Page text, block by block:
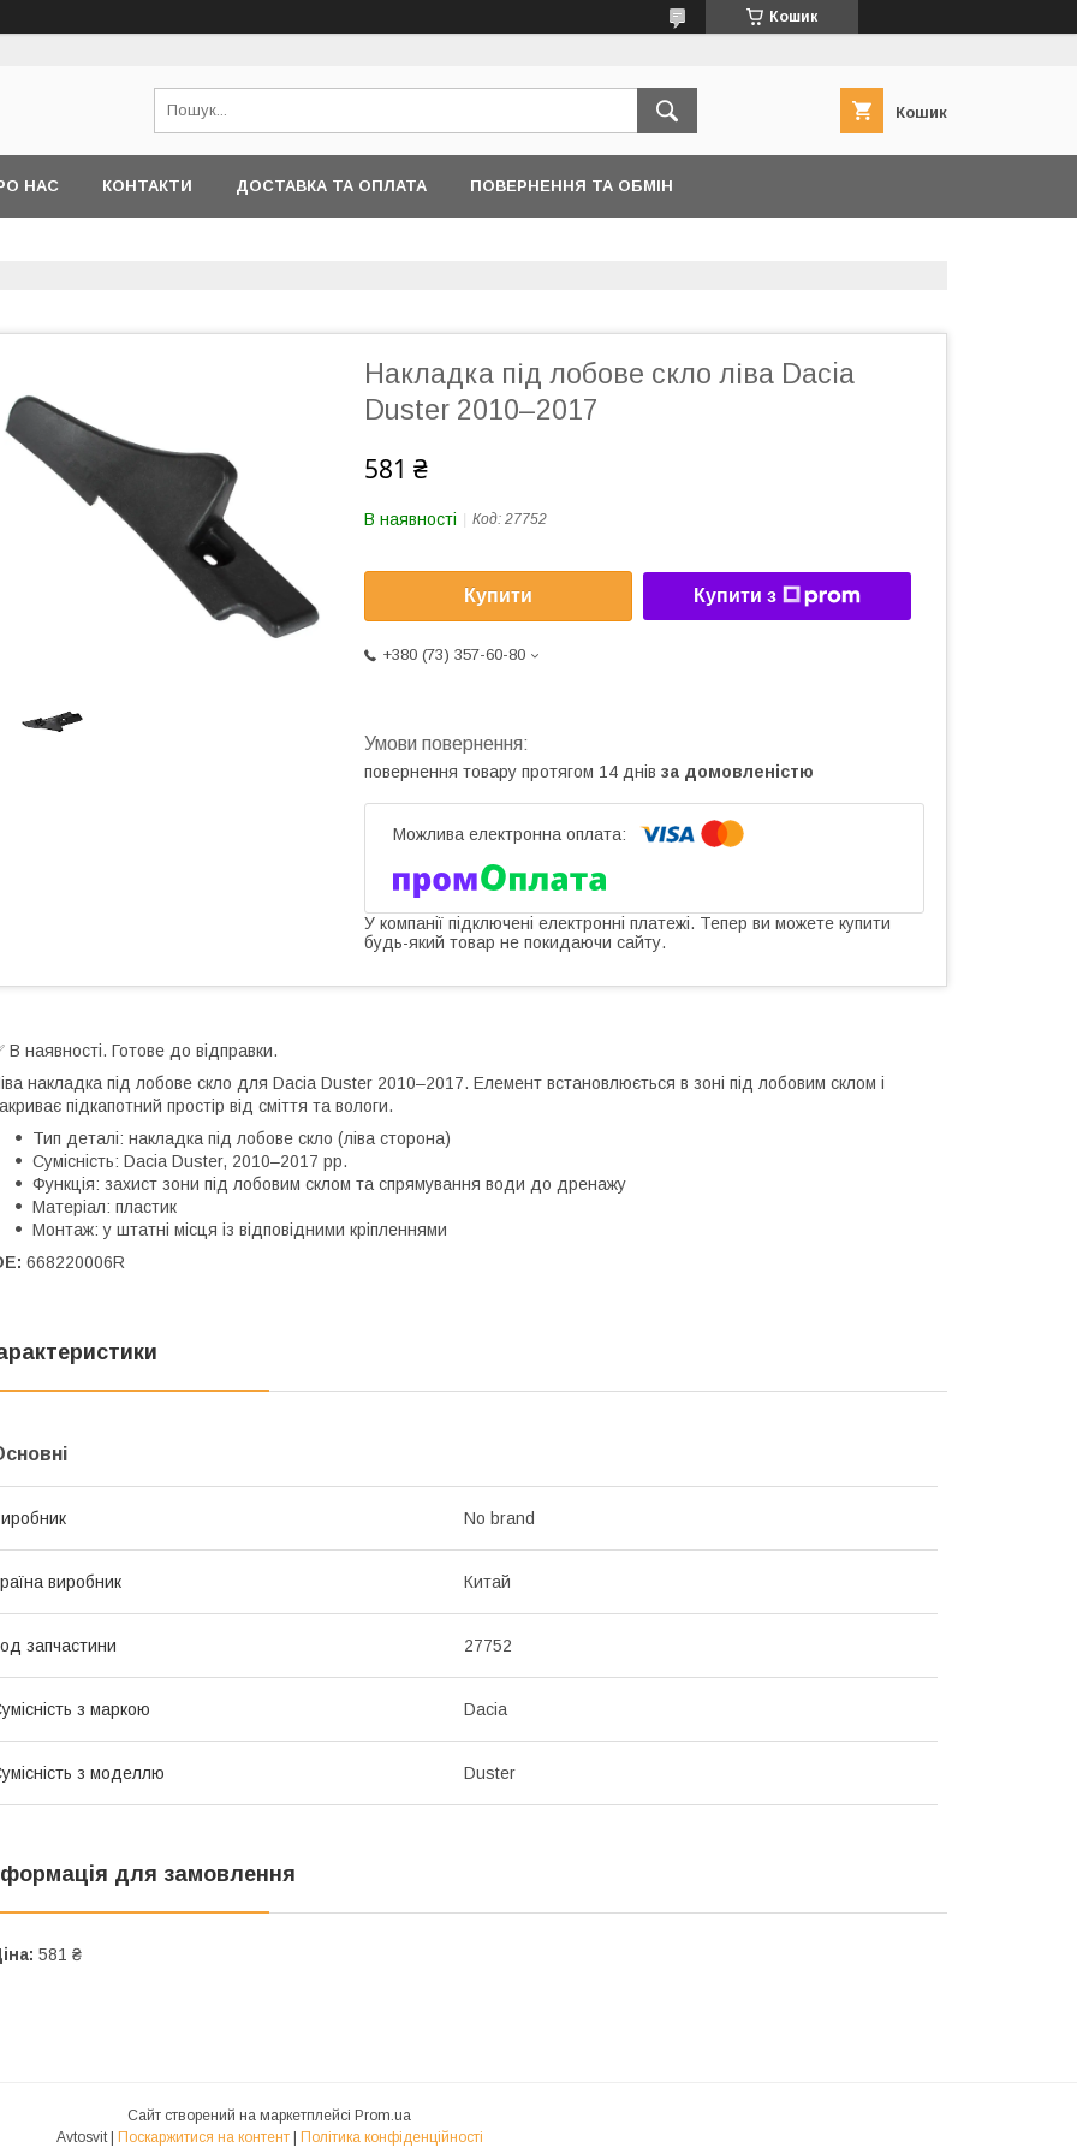
Кошик
Кошик
НАС КОНТАКТИ ДОСТАВКА ТА ОПЛАТА ПОВЕРНЕННЯ ТА ОБМІН
Накладка під лобове скло ліва Dacia
Duster 2010–2017
581 ₴
В наявності Код: 27752
Купити Купити з
+380 (73) 357-60-80
повернення товару протягом 14 днів за домовленістю
У компанії підключені електронні платежі. Тепер ви можете купити
будь-який товар не покидаючи сайту.
В наявності. Готове до відправки.
накладка під лобове скло для Dacia Duster 2010–2017. Елемент встановлюється в зоні під лобовим склом і
підкапотний простір від сміття та вологи.
Тип деталі: накладка під лобове скло (ліва сторона)
Сумісність: Dacia Duster, 2010–2017 рр.
Функція: захист зони під лобовим склом та спрямування води до дренажу
Матеріал: пластик
Монтаж: у штатні місця із відповідними кріпленнями
668220006R
No brand
виробник Китай
запчастини 27752
з маркою Dacia
з моделлю Duster
для замовлення
581 ₴
Сайт створений на маркетплейсі Prom.ua
Avtosvit | Поскаржитися на контент | Політика конфіденційності